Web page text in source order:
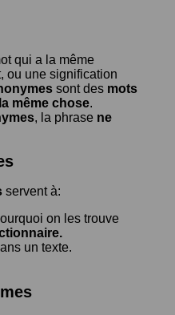
qui a la même
ou une signification
sont des mots
même chose.
, la phrase ne
servent à:
on les trouve
un texte.